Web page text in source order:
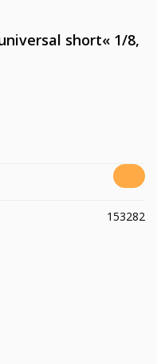
short« 1/8,
153282